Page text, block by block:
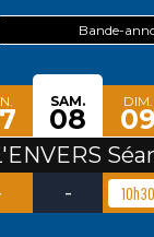
Bande-
SAM.
08
DIM.
09
- 10h30